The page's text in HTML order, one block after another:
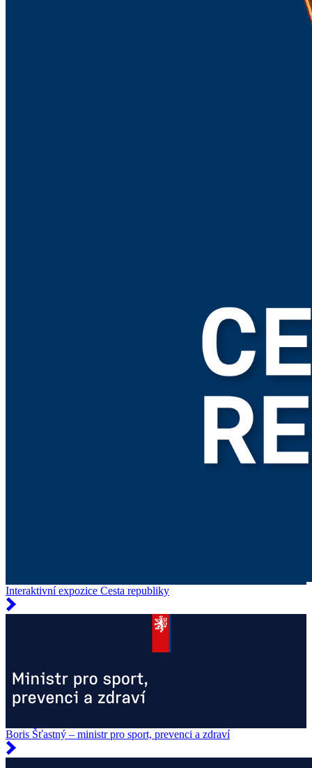
Interaktivní expozice Cesta republiky
Boris Šťastný – ministr pro sport, prevenci a zdraví